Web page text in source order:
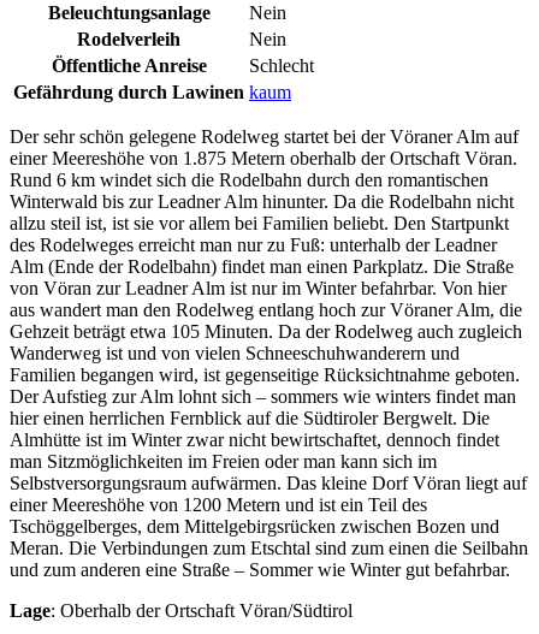
Beleuchtungsanlage
Nein
Rodelverleih
Nein
Öffentliche Anreise
Schlecht
Gefährdung durch Lawinen kaum
Der sehr schön gelegene Rodelweg startet bei der Vöraner Alm auf
einer Meereshöhe von 1.875 Metern oberhalb der Ortschaft Vöran.
Rund 6 km windet sich die Rodelbahn durch den romantischen
Winterwald bis zur Leadner Alm hinunter. Da die Rodelbahn nicht
allzu steil ist, ist sie vor allem bei Familien beliebt. Den Startpunkt
des Rodelweges erreicht man nur zu Fuß: unterhalb der Leadner
Alm (Ende der Rodelbahn) findet man einen Parkplatz. Die Straße
von Vöran zur Leadner Alm ist nur im Winter befahrbar. Von hier
aus wandert man den Rodelweg entlang hoch zur Vöraner Alm, die
Gehzeit beträgt etwa 105 Minuten. Da der Rodelweg auch zugleich
Wanderweg ist und von vielen Schneeschuhwanderern und
Familien begangen wird, ist gegenseitige Rücksichtnahme geboten.
Der Aufstieg zur Alm lohnt sich – sommers wie winters findet man
hier einen herrlichen Fernblick auf die Südtiroler Bergwelt. Die
Almhütte ist im Winter zwar nicht bewirtschaftet, dennoch findet
man Sitzmöglichkeiten im Freien oder man kann sich im
Selbstversorgungsraum aufwärmen. Das kleine Dorf Vöran liegt auf
einer Meereshöhe von 1200 Metern und ist ein Teil des
Tschöggelberges, dem Mittelgebirgsrücken zwischen Bozen und
Meran. Die Verbindungen zum Etschtal sind zum einen die Seilbahn
und zum anderen eine Straße – Sommer wie Winter gut befahrbar.
Lage: Oberhalb der Ortschaft Vöran/Südtirol